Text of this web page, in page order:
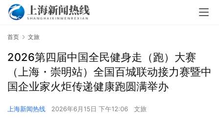
首页 文旅
2026第四届中国全民健身走（跑）大赛
（上海・崇明站）全国百城联动接力赛暨中
国企业家火炬传递健康跑圆满举办
上海新闻热线 2026年6月15日 下午12:06 文旅